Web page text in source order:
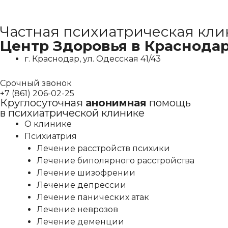
к
содержимому
Частная психиатрическая
Центр Здоровья в
г. Краснодар, ул. Одесская 41/43
Срочный звонок
+7 (861) 206-02-25
Круглосуточная анонимная помощь
в психиатрической клинике
О клинике
Психиатрия
Лечение расстройств психики
Лечение биполярного расстройства
Лечение шизофрении
Лечение депрессии
Лечение панических атак
Лечение неврозов
Лечение деменции